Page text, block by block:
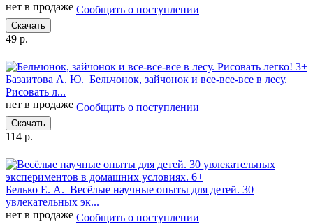
нет в продаже Сообщить о поступлении
Скачать
49 р.
Базаитова А. Ю. Бельчонок, зайчонок и все-все-все в лесу.
Рисовать л...
нет в продаже Сообщить о поступлении
Скачать
114 р.
Белько Е. А. Весёлые научные опыты для детей. 30
увлекательных эк...
нет в продаже Сообщить о поступлении